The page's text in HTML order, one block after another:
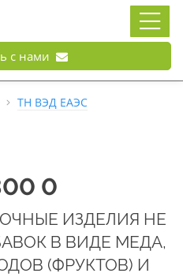
с нами
ТН ВЭД ЕАЭС
0
ИЗДЕЛИЯ НЕ
В ВИДЕ МЕДА,
(ФРУКТОВ) И